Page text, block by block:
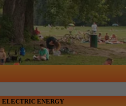
ELECTRIC ENERGY